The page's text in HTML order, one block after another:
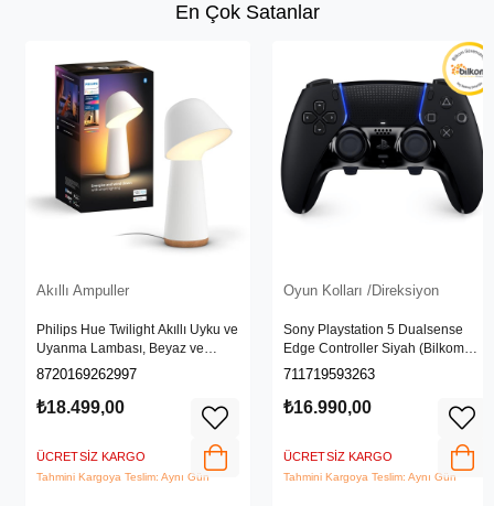
En Çok Satanlar
Akıllı Ampuller
Philips Hue Twilight Akıllı Uyku ve
Uyanma Lambası, Beyaz ve
Renkli Işık, Alexa, Apple Home ve
8720169262997
₺18.499,00
ÜCRETSIZ KARGO
Tahmini Kargoya Teslim: Aynı Gün
Oyun Kolları /Direksiyon
Sony Playstation 5 Dualsense
Edge Controller Siyah (Bilkom
Garantili)
711719593263
₺16.990,00
ÜCRETSIZ KARGO
Tahmini Kargoya Teslim: Aynı Gün